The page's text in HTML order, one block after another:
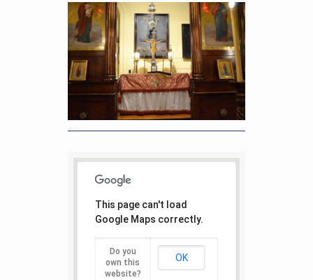
This page can't load
Google Maps correctly.
Do you
own this
website?
OK